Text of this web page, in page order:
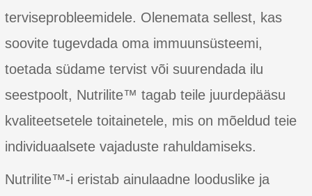
terviseprobleemidele. Olenemata sellest, kas
soovite tugevdada oma immuunsüsteemi,
toetada südame tervist või suurendada ilu
seestpoolt, Nutrilite™ tagab teile juurdepääsu
kvaliteetsetele toitainetele, mis on mõeldud teie
individuaalsete vajaduste rahuldamiseks.
Nutrilite™-i eristab ainulaadne looduslike ja